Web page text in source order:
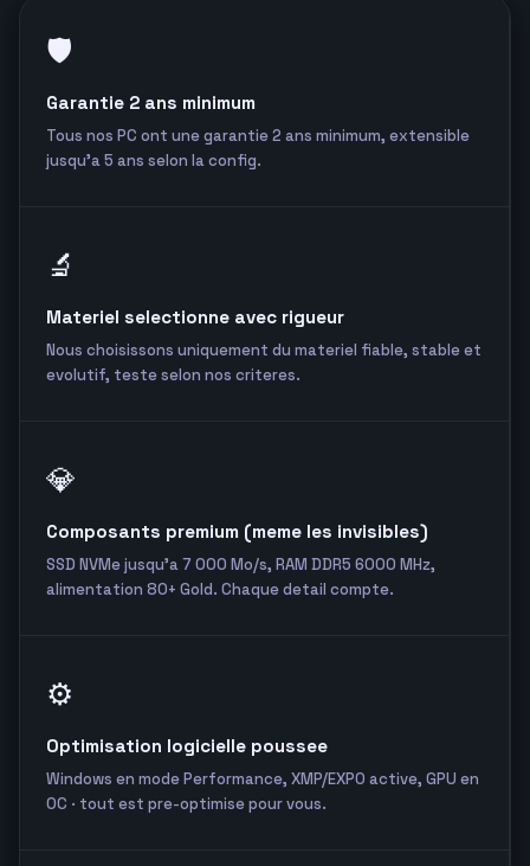
🛡️
Garantie 2 ans minimum
Tous nos PC ont une garantie 2 ans minimum, extensible
jusqu'a 5 ans selon la config.
🔬
Materiel selectionne avec rigueur
Nous choisissons uniquement du materiel fiable, stable et
evolutif, teste selon nos criteres.
💎
Composants premium (meme les invisibles)
SSD NVMe jusqu'a 7 000 Mo/s, RAM DDR5 6000 MHz,
alimentation 80+ Gold. Chaque detail compte.
⚙️
Optimisation logicielle poussee
Windows en mode Performance, XMP/EXPO active, GPU en
OC · tout est pre-optimise pour vous.